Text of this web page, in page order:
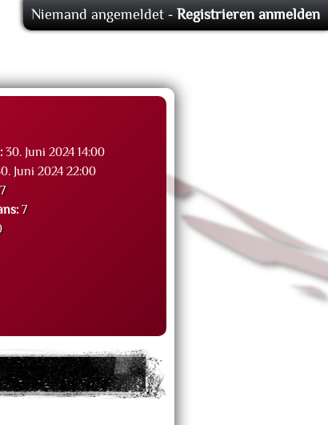
30. Juni 2024 14:00
Juni 2024 22:00
7
Niemand angemeldet -Registrieren anmelden